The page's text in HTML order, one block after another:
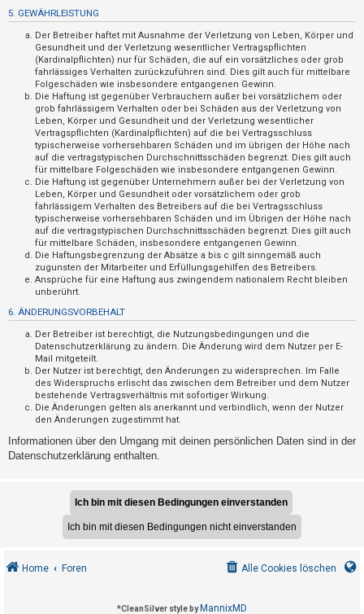
e
m
5. GEWÄHRLEISTUNG
Der Betreiber haftet mit Ausnahme der Verletzung von Leben, Körper und
Gesundheit und der Verletzung wesentlicher Vertragspflichten
(Kardinalpflichten) nur für Schäden, die auf ein vorsätzliches oder grob
fahrlässiges Verhalten zurückzuführen sind. Dies gilt auch für mittelbare
Folgeschäden wie insbesondere entgangenen Gewinn.
Die Haftung ist gegenüber Verbrauchern außer bei vorsätzlichem oder
grob fahrlässigem Verhalten oder bei Schäden aus der Verletzung von
Leben, Körper und Gesundheit und der Verletzung wesentlicher
Vertragspflichten (Kardinalpflichten) auf die bei Vertragsschluss
typischerweise vorhersehbaren Schäden und im übrigen der Höhe nach
auf die vertragstypischen Durchschnittsschäden begrenzt. Dies gilt auch
für mittelbare Folgeschäden wie insbesondere entgangenen Gewinn.
Die Haftung ist gegenüber Unternehmern außer bei der Verletzung von
Leben, Körper und Gesundheit oder vorsätzlichem oder grob
fahrlässigem Verhalten des Betreibers auf die bei Vertragsschluss
typischerweise vorhersehbaren Schäden und im Übrigen der Höhe nach
auf die vertragstypischen Durchschnittsschäden begrenzt. Dies gilt auch
für mittelbare Schäden, insbesondere entgangenen Gewinn.
Die Haftungsbegrenzung der Absätze a bis c gilt sinngemäß auch
zugunsten der Mitarbeiter und Erfüllungsgehilfen des Betreibers.
Ansprüche für eine Haftung aus zwingendem nationalem Recht bleiben
unberührt.
6. ÄNDERUNGSVORBEHALT
Der Betreiber ist berechtigt, die Nutzungsbedingungen und die
Datenschutzerklärung zu ändern. Die Änderung wird dem Nutzer per E-
Mail mitgeteilt.
Der Nutzer ist berechtigt, den Änderungen zu widersprechen. Im Falle
des Widerspruchs erlischt das zwischen dem Betreiber und dem Nutzer
bestehende Vertragsverhältnis mit sofortiger Wirkung.
Die Änderungen gelten als anerkannt und verbindlich, wenn der Nutzer
den Änderungen zugestimmt hat.
Informationen über den Umgang mit deinen persönlichen Daten sind in der
Datenschutzerklärung enthalten.
Home Foren Alle Cookies löschen
*CleanSilver style byMannixMD